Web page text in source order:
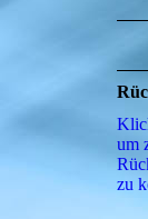
um
zu